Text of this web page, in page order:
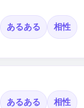
あるある 相性
あるある 相性